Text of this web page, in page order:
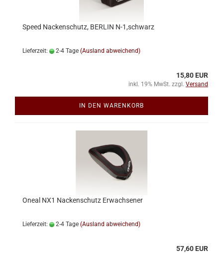
Speed Nackenschutz, BERLIN N-1,schwarz
Lieferzeit: 2-4 Tage (Ausland abweichend)
15,80 EUR
inkl. 19% MwSt. zzgl. Versand
IN DEN WARENKORB
Oneal NX1 Nackenschutz Erwachsener
Lieferzeit: 2-4 Tage (Ausland abweichend)
57,60 EUR